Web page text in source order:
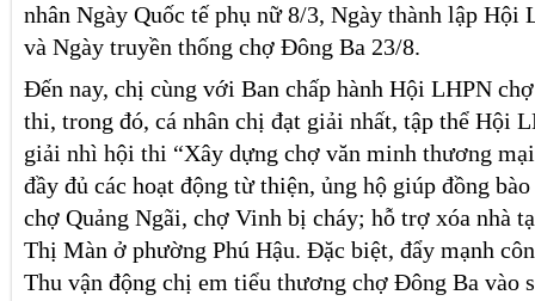
nhân Ngày Quốc tế phụ nữ 8/3, Ngày thành lập Hội
và Ngày truyền thống chợ Đông Ba 23/8.
Đến nay, chị cùng với Ban chấp hành Hội LHPN
thi, trong đó, cá nhân chị đạt giải nhất, tập thể Hội
giải nhì hội thi “Xây dựng chợ văn minh thương
đầy đủ các hoạt động từ thiện, ủng hộ giúp đồng
chợ Quảng Ngãi, chợ Vinh bị cháy; hỗ trợ xóa nhà
Thị Màn ở phường Phú Hậu. Đặc biệt, đẩy mạnh
Thu vận động chị em tiểu thương chợ Đông Ba vào